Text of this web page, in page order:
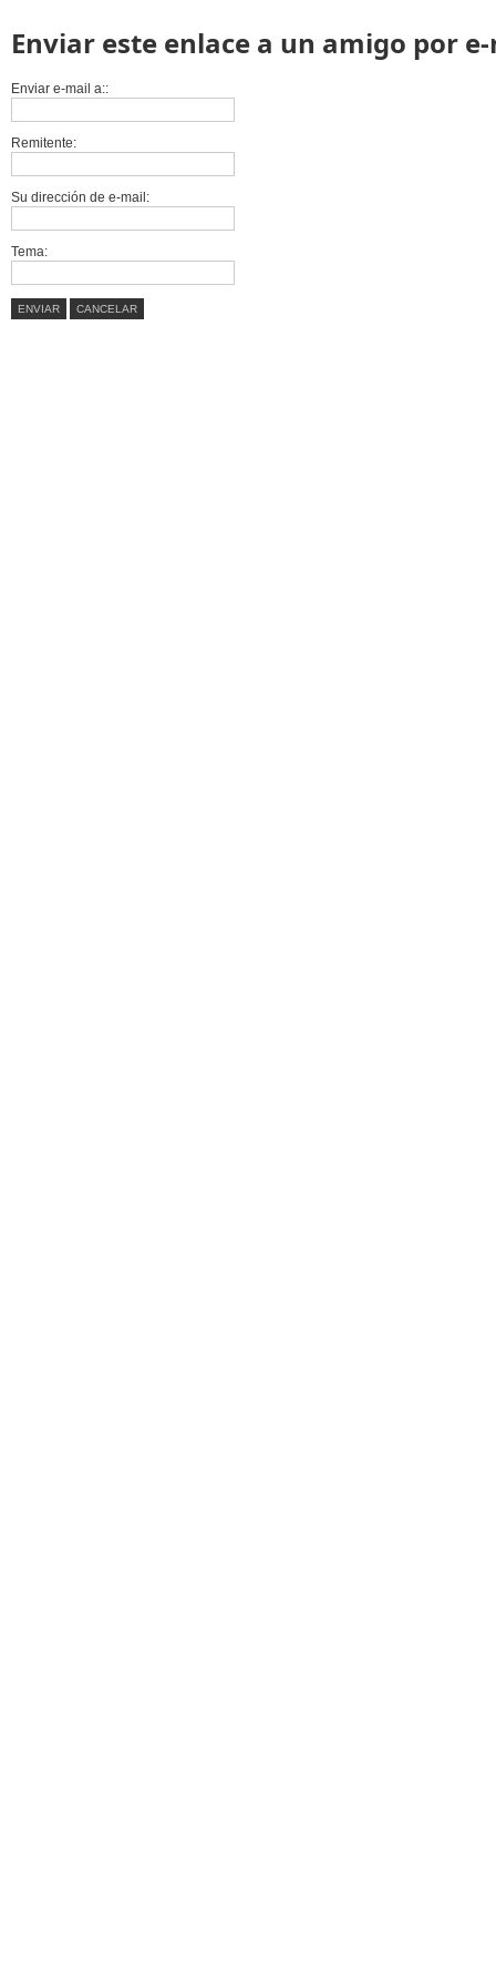
Enviar este enlace a un amigo por
Enviar e-mail a::
Remitente:
Su dirección de e-mail:
Tema:
ENVIAR CANCELAR